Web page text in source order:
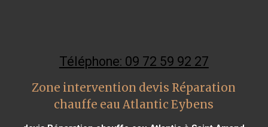
Téléphone: 09 72 59 92 27
Zone intervention devis Réparation
chauffe eau Atlantic Eybens